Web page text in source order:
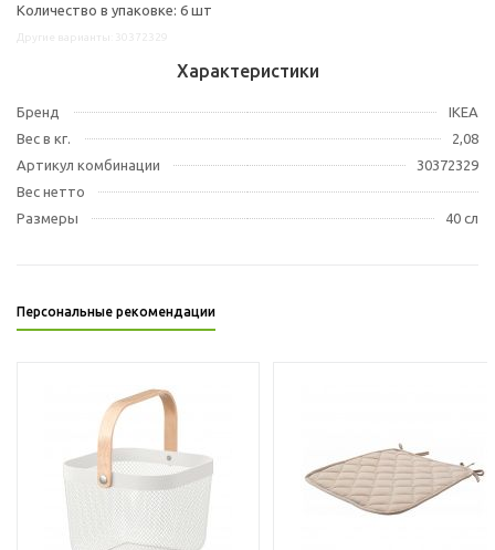
Количество в упаковке: 6 шт
Характеристики
Бренд
IKEA
Вес в кг.
2,08
Артикул комбинации
30372329
Вес нетто
Размеры
40 сл
Персональные рекомендации